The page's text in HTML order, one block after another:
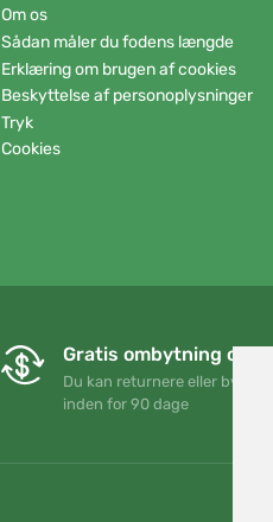
Om os
Sådan måler du fodens længde
Erklæring om brugen af cookies
Beskyttelse af personoplysninger
Tryk
Cookies
Gratis ombytning og
Du kan returnere eller bytte
inden for 90 dage